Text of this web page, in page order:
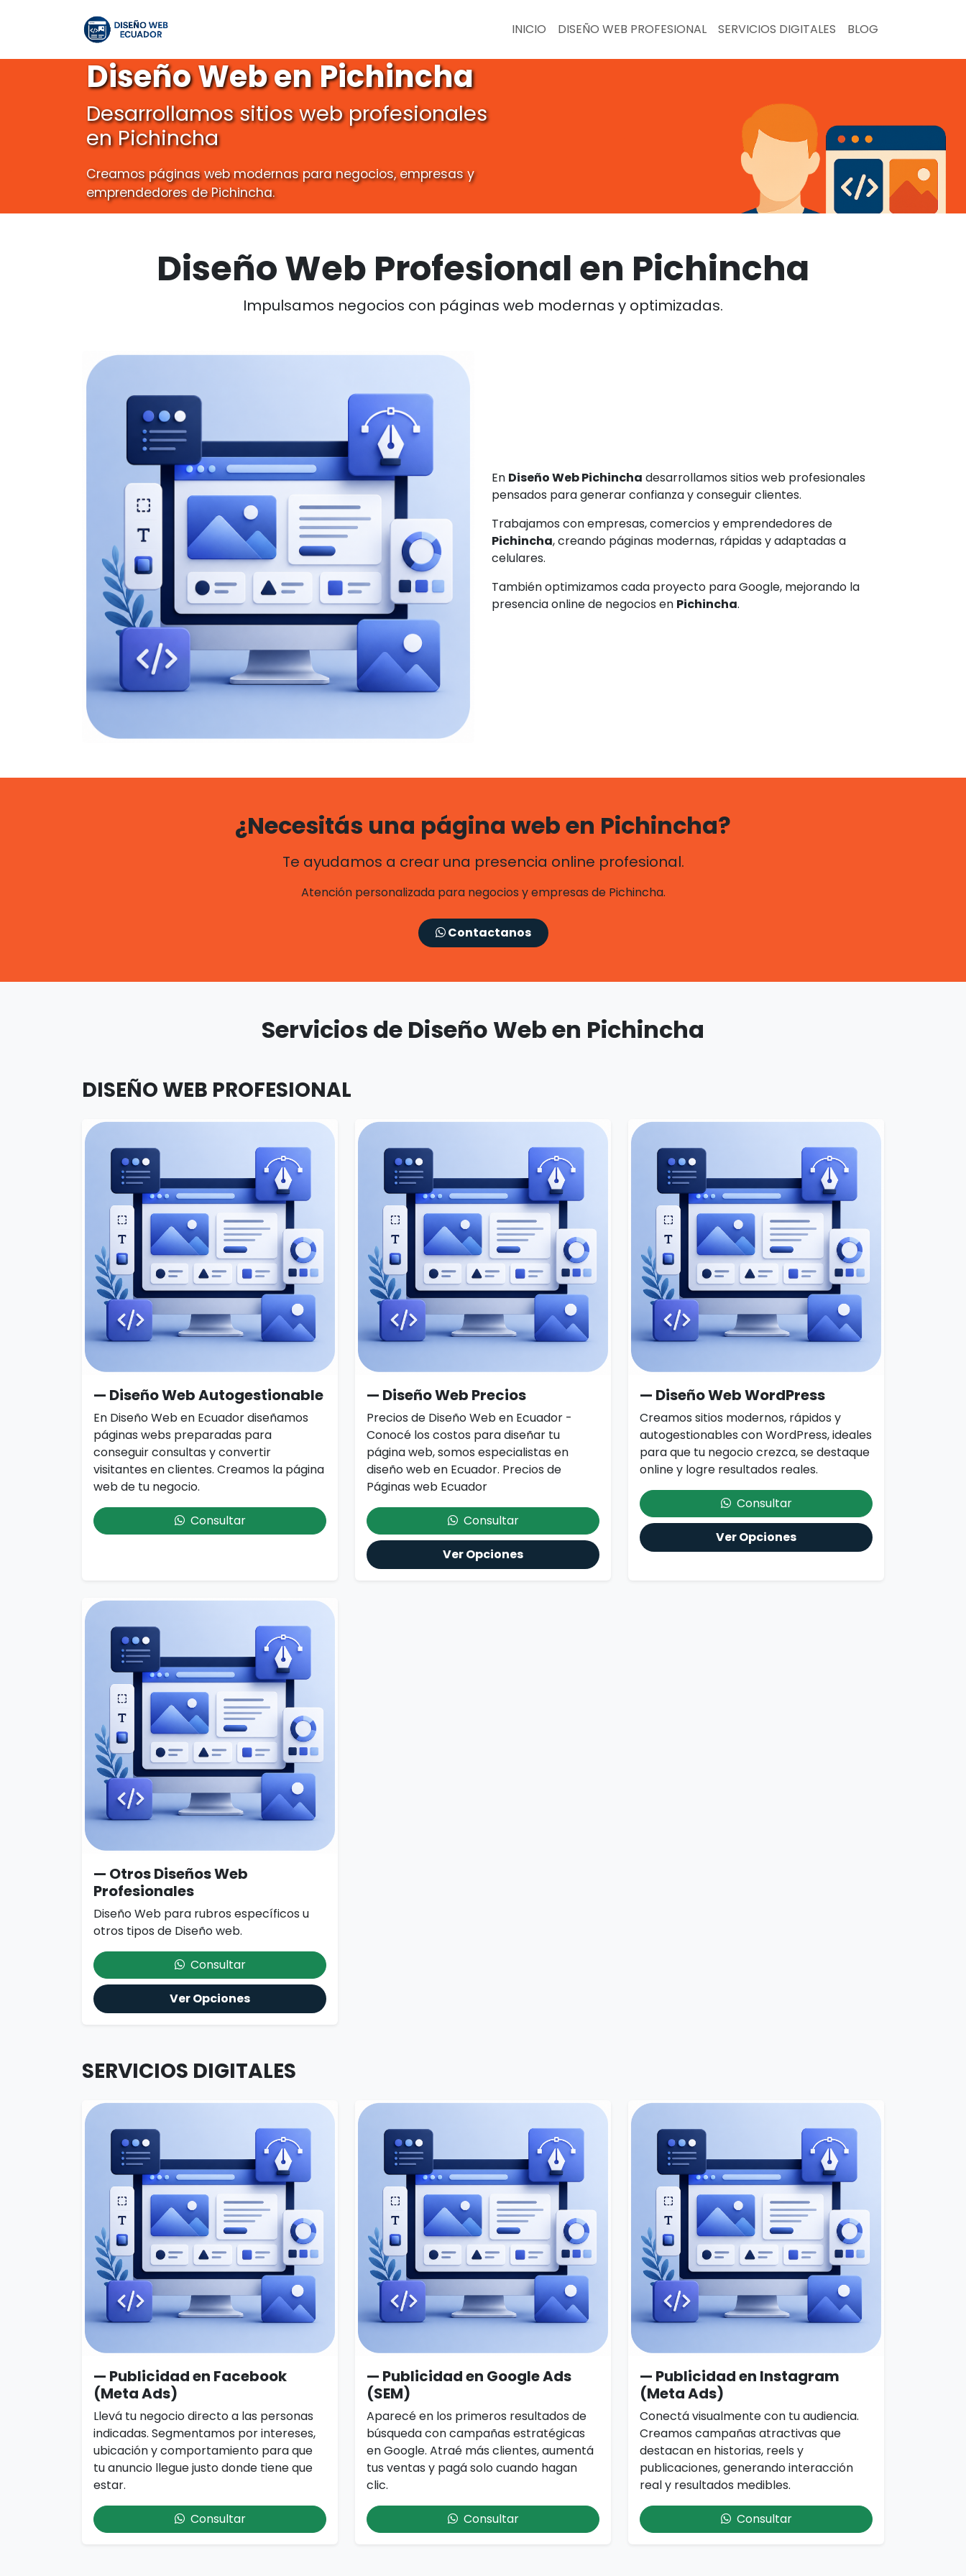
INICIO DISEÑO WEB PROFESIONAL SERVICIOS DIGITALES BLOG
Diseño Web en Pichincha
Desarrollamos sitios web profesionales
en Pichincha
Creamos páginas web modernas para negocios, empresas y
emprendedores de Pichincha.
Diseño Web Profesional en Pichincha
Impulsamos negocios con páginas web modernas y optimizadas.
En Diseño Web Pichincha desarrollamos sitios web profesionales
pensados para generar confianza y conseguir clientes.
Trabajamos con empresas, comercios y emprendedores de
Pichincha, creando páginas modernas, rápidas y adaptadas a
celulares.
También optimizamos cada proyecto para Google, mejorando la
presencia online de negocios en Pichincha.
¿Necesitás una página web en Pichincha?
Te ayudamos a crear una presencia online profesional.
Atención personalizada para negocios y empresas de Pichincha.
Contactanos
Servicios de Diseño Web en Pichincha
DISEÑO WEB PROFESIONAL
— Diseño Web Autogestionable
En Diseño Web en Ecuador diseñamos
páginas webs preparadas para
conseguir consultas y convertir
visitantes en clientes. Creamos la página
web de tu negocio.
Consultar
— Diseño Web Precios
Precios de Diseño Web en Ecuador -
Conocé los costos para diseñar tu
página web, somos especialistas en
diseño web en Ecuador. Precios de
Páginas web Ecuador
Consultar
Ver Opciones
— Diseño Web WordPress
Creamos sitios modernos, rápidos y
autogestionables con WordPress, ideales
para que tu negocio crezca, se destaque
online y logre resultados reales.
Consultar
Ver Opciones
— Otros Diseños Web
Profesionales
Diseño Web para rubros específicos u
otros tipos de Diseño web.
Consultar
Ver Opciones
SERVICIOS DIGITALES
— Publicidad en Facebook
(Meta Ads)
Llevá tu negocio directo a las personas
indicadas. Segmentamos por intereses,
ubicación y comportamiento para que
tu anuncio llegue justo donde tiene que
estar.
Consultar
— Publicidad en Google Ads
(SEM)
Aparecé en los primeros resultados de
búsqueda con campañas estratégicas
en Google. Atraé más clientes, aumentá
tus ventas y pagá solo cuando hagan
clic.
Consultar
— Publicidad en Instagram
(Meta Ads)
Conectá visualmente con tu audiencia.
Creamos campañas atractivas que
destacan en historias, reels y
publicaciones, generando interacción
real y resultados medibles.
Consultar